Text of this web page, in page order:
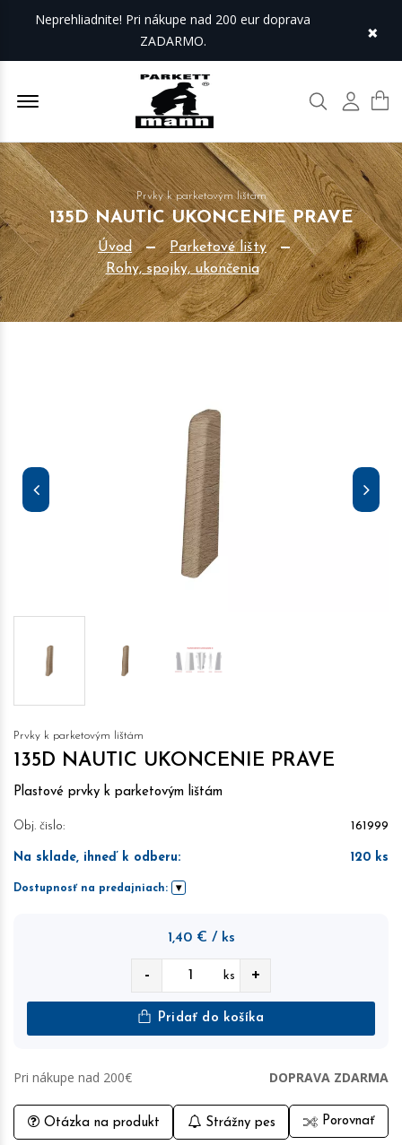
Neprehliadnite! Pri nákupe nad 200 eur doprava
ZADARMO.
×
Offcanvas Menu Open Hľadať Môj
Prvky k parketovým lištám
135D NAUTIC UKONCENIE PRAVE
Úvod
Parketové lišty
Rohy, spojky, ukončenia
Prvky k parketovým lištám
135D NAUTIC UKONCENIE PRAVE
Plastové prvky k parketovým lištám
Obj. čislo: 161999
Na sklade, ihneď k odberu: 120ks
Dostupnosť na predajniach:
1,40 € / ks
- ks +
Pridať do košíka
Pri nákupe nad 200€ DOPRAVA ZDARMA
Otázka na produkt Strážny pes Porovnať